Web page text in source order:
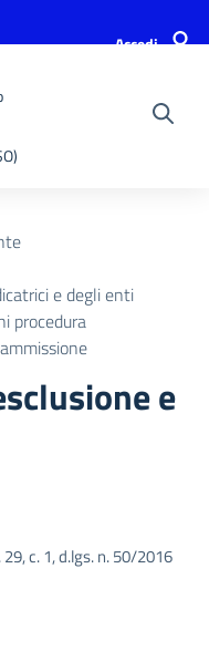
Accedi
e degli enti
procedura
e
c. 1, d.lgs. n. 50/2016